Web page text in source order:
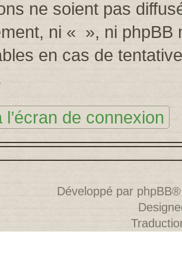
ne soient pas
ni « », ni phpBB
en cas de
l’écran de connexion
Développé par phpBB®